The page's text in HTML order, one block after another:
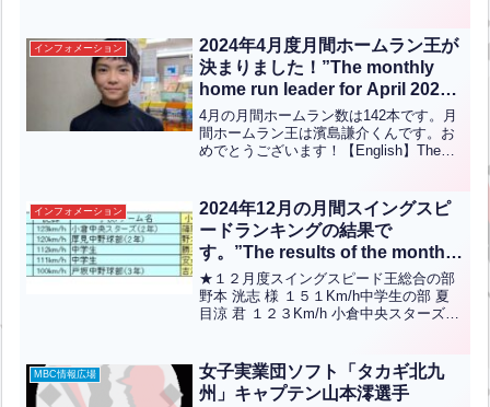
君 １２３Km/h 穴生少年野球ク...全文は
クリック
インフォメーション
2024年4月度月間ホームラン王が
決まりました！”The monthly
home run leader for April 2024
has been determined!”(英中翻
訳)
4月の月間ホームラン数は142本です。月
間ホームラン王は濱島謙介くんです。お
めでとうございます！【English】The
インフォメーション
2024年12月の月間スイングスピ
ードランキングの結果で
す。”The results of the monthly
swing speed ranking for
Deceber 2024 are as
follows.”【ENG CHT KOR
★１２月度スイングスピード王総合の部
野本 洸志 様 １５１Km/h中学生の部 夏
目涼 君 １２３Km/h 小倉中央スターズ
ンクインされた方々おめでとうござい...
全文はクリック
MBC情報広場
女子実業団ソフト「タカギ北九
州」キャプテン山本澪選手